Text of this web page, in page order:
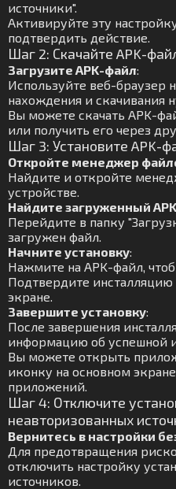
источники".
Активируйте эту
подтвердить действие.
Шаг 2: Скачайте APK-
Загрузите APK-файл:
Используйте веб-браузер
нахождения и скачивания
Вы можете скачать APK-
или получить его через
Шаг 3: Установите APK-
Откройте менеджер
Найдите и откройте
устройстве.
Найдите загруженный
Перейдите в папку
загружен файл.
Начните установку:
Нажмите на APK-файл,
Подтвердите инсталляцию
экране.
Завершите установку:
После завершения
информацию об успешной
Вы можете открыть
иконку на основном
приложений.
Шаг 4: Отключите
неавторизованных
Вернитесь в настройки
Для предотвращения
отключить настройку
источников.